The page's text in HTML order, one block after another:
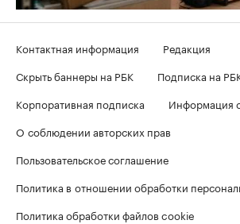
Контактная информация
Редакция
Скрыть баннеры на РБК
Подписка на
Корпоративная подписка
Информация
О соблюдении авторских прав
Пользовательское соглашение
Политика в отношении обработки
Политика обработки файлов cookie